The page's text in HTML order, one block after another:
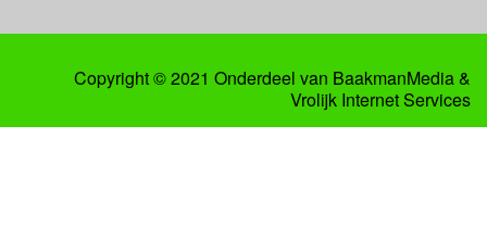
Copyright © 2021 Onderdeel van BaakmanMedia&
Vrolijk Internet Services